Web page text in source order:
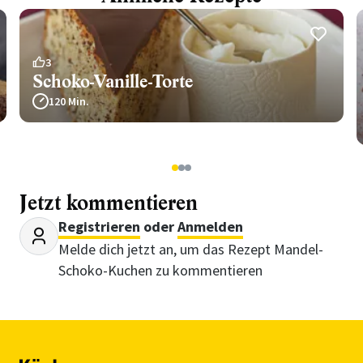
3
Schoko-Vanille-Torte
120 Min.
123
Jetzt kommentieren
Registrieren oderAnmelden
Melde dich jetzt an, um das Rezept Mandel-
Schoko-Kuchen zu kommentieren